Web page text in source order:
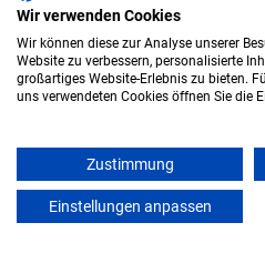
virtuellen Campus -
Hagelversicherung
Vereinigte
Hochschule)
bundesweit
Wir verwenden Cookies
Wir können diese zur Analyse unserer
Website zu verbessern, personalisierte
großartiges Website-Erlebnis zu bieten.
uns verwendeten Cookies öffnen Sie die
Zustimmung
Einstellungen anpassen